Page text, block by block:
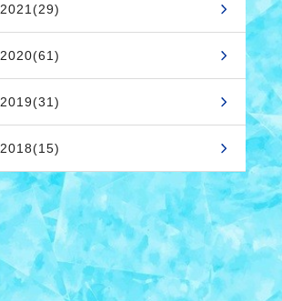
2021(29)
2020(61)
2019(31)
2018(15)